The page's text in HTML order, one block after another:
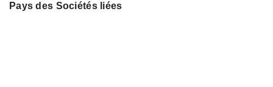
Pays des Sociétés liées